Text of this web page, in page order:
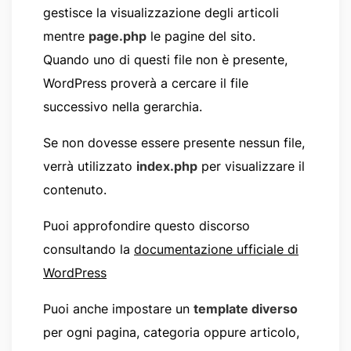
gestisce la visualizzazione degli articoli
mentre page.php le pagine del sito.
Quando uno di questi file non è presente,
WordPress proverà a cercare il file
successivo nella gerarchia.
Se non dovesse essere presente nessun file,
verrà utilizzato index.php per visualizzare il
contenuto.
Puoi approfondire questo discorso
consultando la documentazione ufficiale di
WordPress
Puoi anche impostare un template diverso
per ogni pagina, categoria oppure articolo,